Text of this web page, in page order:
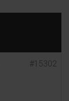
#15302